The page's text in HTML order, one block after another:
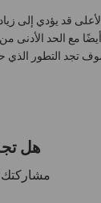
من 50% نظرًا لأن الصوت
ولكن أيضًا مع الحد
تجد التطور الذي
هل
مشاركتك